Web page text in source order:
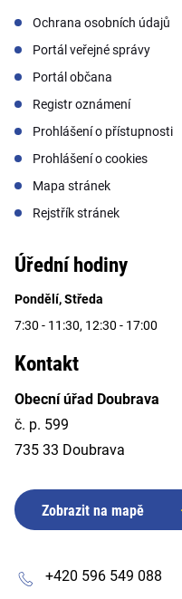
Ochrana osobních údajů
Portál veřejné správy
Portál občana
Registr oznámení
Prohlášení o přístupnosti
Prohlášení o cookies
Mapa stránek
Rejstřík stránek
Úřední hodiny
Pondělí, Středa
7:30 - 11:30, 12:30 - 17:00
Kontakt
Obecní úřad Doubrava
č. p. 599
735 33 Doubrava
Zobrazit na mapě
+420 596 549 088